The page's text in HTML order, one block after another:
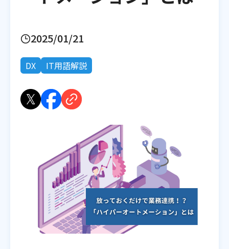
2025/01/21
DX IT用語解説